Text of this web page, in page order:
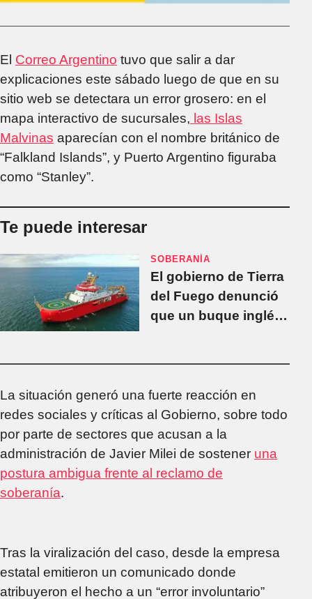
El Correo Argentino tuvo que salir a dar
explicaciones este sábado luego de que en su
sitio web se detectara un error grosero: en el
mapa interactivo de sucursales, las Islas
Malvinas aparecían con el nombre británico de
“Falkland Islands”, y Puerto Argentino figuraba
como “Stanley”.
Te puede interesar
SOBERANÍA
El gobierno de Tierra
del Fuego denunció
que un buque inglés
La situación generó una fuerte reacción en
redes sociales y críticas al Gobierno, sobre todo
por parte de sectores que acusan a la
administración de Javier Milei de sostener una
postura ambigua frente al reclamo de
soberanía.
Tras la viralización del caso, desde la empresa
estatal emitieron un comunicado donde
atribuyeron el hecho a un “error involuntario”